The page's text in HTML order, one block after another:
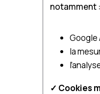
notamment :
Google
la
✓ Cookies